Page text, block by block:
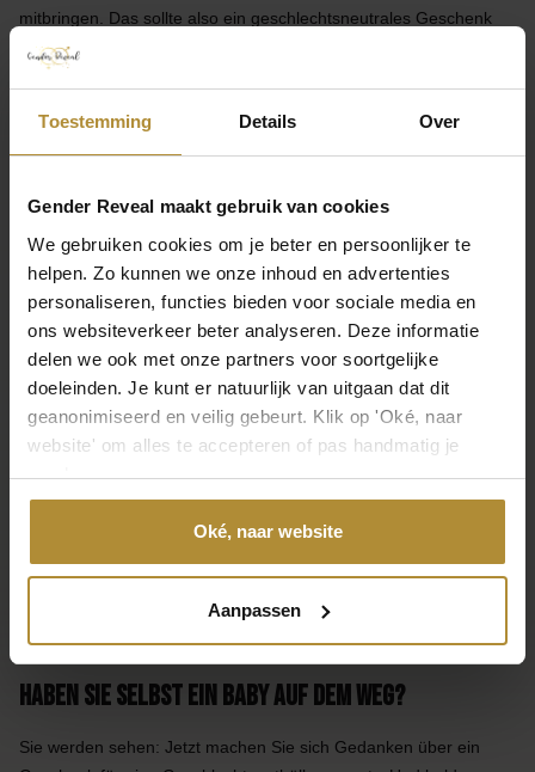
Toestemming Details Over
Gender Reveal maakt gebruik van cookies
We gebruiken cookies om je beter en persoonlijker te
helpen. Zo kunnen we onze inhoud en advertenties
personaliseren, functies bieden voor sociale media en
ons websiteverkeer beter analyseren. Deze informatie
delen we ook met onze partners voor soortgelijke
doeleinden. Je kunt er natuurlijk van uitgaan dat dit
geanonimiseerd en veilig gebeurt. Klik op 'Oké, naar
website' om alles te accepteren of pas handmatig je
voorkeuren aan.
Oké, naar website
Aanpassen
mitbringen. Das sollte also ein geschlechtsneutrales Geschenk
sein. Wir haben ein paar Tipps:
Lätzchen in dieser neutralen Farbe;
Einfaches Holzspielzeug;
Ein Büchlein: ein weiteres lustiges Geschenk zur Enthüllung
des Geschlechts.
Heiße Sache
Ballon
Mix Ballon
Haben Sie selbst ein Baby auf dem Weg?
Sie werden sehen: Jetzt machen Sie sich Gedanken über ein